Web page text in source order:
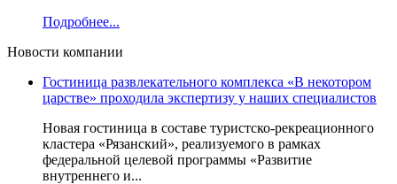
Подробнее...
Новости компании
Гостиница развлекательного комплекса «В некотором
царстве» проходила экспертизу у наших специалистов
Новая гостиница в составе туристско-рекреационного
кластера «Рязанский», реализуемого в рамках
федеральной целевой программы «Развитие
внутреннего и...